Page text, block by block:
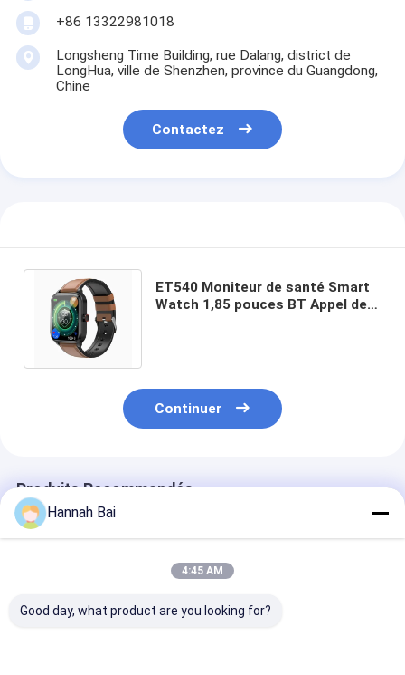
+86 13322981018
Longsheng Time Building, rue Dalang, district de
LongHua, ville de Shenzhen, province du Guangdong,
Chine
Contactez
ET540 Moniteur de santé Smart
Watch 1,85 pouces BT Appel de
Continuer
Produits Recommandés
Hannah Bai
4:45 AM
Good day, what product are you looking for?